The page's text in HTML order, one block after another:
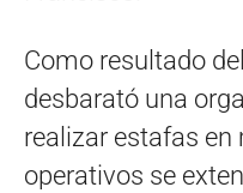
Como resultado
desbarató una
realizar estafas
operativos se